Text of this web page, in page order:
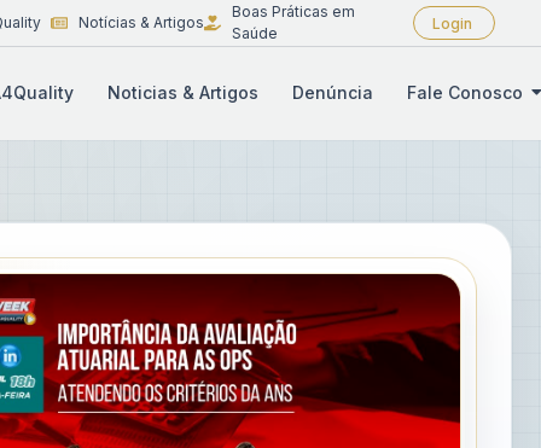
Notícias & Artigos
Boas Práticas em
Saúde
Login
Noticias & Artigos Denúncia Fale Conosco